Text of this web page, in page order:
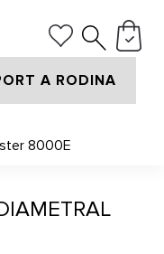
A RODINA
8000E